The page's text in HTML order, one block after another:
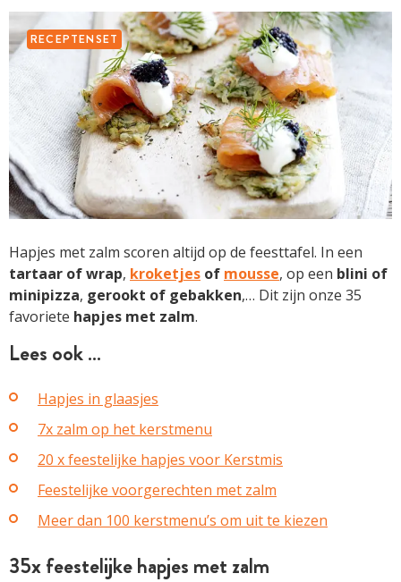
RECEPTENSET
Hapjes met zalm scoren altijd op de feesttafel. In een
tartaar of wrap, kroketjes of mousse, op een blini of
minipizza, gerookt of gebakken,… Dit zijn onze 35
favoriete hapjes met zalm.
Lees ook …
Hapjes in glaasjes
7x zalm op het kerstmenu
20 x feestelijke hapjes voor Kerstmis
Feestelijke voorgerechten met zalm
Meer dan 100 kerstmenu’s om uit te kiezen
35x feestelijke hapjes met zalm